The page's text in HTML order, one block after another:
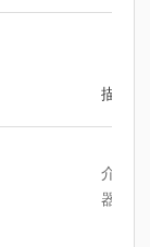
描述
介绍
器、